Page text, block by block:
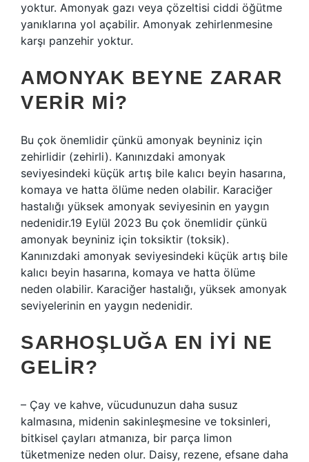
yoktur. Amonyak gazı veya çözeltisi ciddi öğütme
yanıklarına yol açabilir. Amonyak zehirlenmesine
karşı panzehir yoktur.
AMONYAK BEYNE ZARAR
VERIR MI?
Bu çok önemlidir çünkü amonyak beyniniz için
zehirlidir (zehirli). Kanınızdaki amonyak
seviyesindeki küçük artış bile kalıcı beyin hasarına,
komaya ve hatta ölüme neden olabilir. Karaciğer
hastalığı yüksek amonyak seviyesinin en yaygın
nedenidir.19 Eylül 2023 Bu çok önemlidir çünkü
amonyak beyniniz için toksiktir (toksik).
Kanınızdaki amonyak seviyesindeki küçük artış bile
kalıcı beyin hasarına, komaya ve hatta ölüme
neden olabilir. Karaciğer hastalığı, yüksek amonyak
seviyelerinin en yaygın nedenidir.
SARHOŞLUĞA EN IYI NE
GELIR?
– Çay ve kahve, vücudunuzun daha susuz
kalmasına, midenin sakinleşmesine ve toksinleri,
bitkisel çayları atmanıza, bir parça limon
tüketmenize neden olur. Daisy, rezene, efsane daha